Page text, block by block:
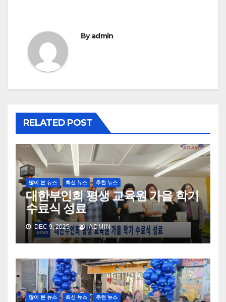
Byadmin
RELATED POST
많이 본 뉴스 최신 뉴스 추천 뉴스
대한부인회 평생 교육원 가을 학기
수료식 성료
DEC 9, 2025 ADMIN
많이 본 뉴스 최신 뉴스 추천 뉴스